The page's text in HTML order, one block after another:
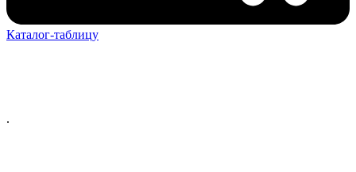
Каталог-таблицу
.